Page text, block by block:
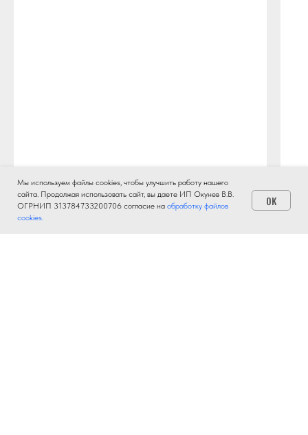
Мы используем файлы cookies, чтобы улучшить работу нашего
сайта. Продолжая использовать сайт, вы даете ИП Окунев В.В.
ОГРНИП 313784733200706 согласие на обработку файлов
cookies.
OK